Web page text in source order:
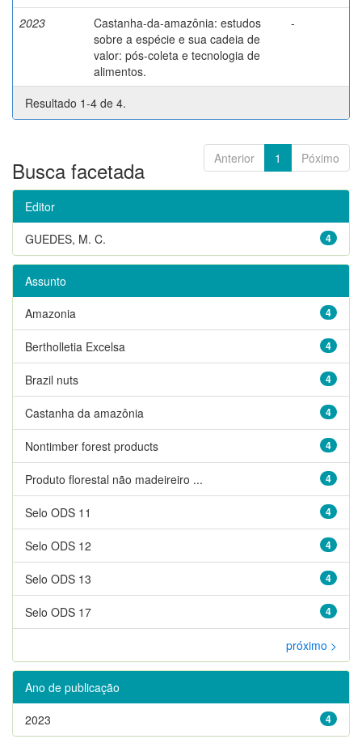
2023
Castanha-da-amazônia: estudos
sobre a espécie e sua cadeia de
valor: pós-coleta e tecnologia de
alimentos.
-
Resultado 1-4 de 4.
Anterior 1 Póximo
Busca facetada
Editor
4
GUEDES, M. C.
Assunto
4
Amazonia
4
Bertholletia Excelsa
4
Brazil nuts
4
Castanha da amazônia
4
Nontimber forest products
4
Produto florestal não madeireiro ...
4
Selo ODS 11
4
Selo ODS 12
4
Selo ODS 13
4
Selo ODS 17
próximo >
Ano de publicação
4
2023